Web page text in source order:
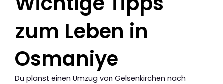
zum Leben in
Osmaniye
Du planst einen Umzug von Gelsenkirchen nach